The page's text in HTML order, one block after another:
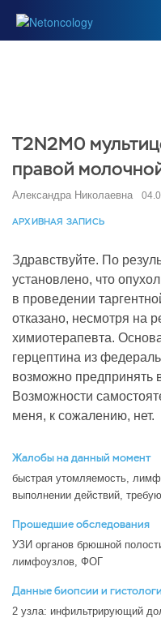
T2N2M0
правой
Александра Николаевна
АРХИВНАЯ ЗАПИСЬ
Здравствуйте. По
установлено, что
в проведении
отказано, несмотря на
химиотерапевта.
герцептина из
возможно предпринять
Возможности
меня, к сожалению, нет.
Жалобы на данный момент
быстрая утомляемость,
выполнении действий,
Прошедшие обследования
УЗИ органов брюшной
лимфоузлов, ФОГ
Данные биопсии и
2 узла: инфильтрирующий